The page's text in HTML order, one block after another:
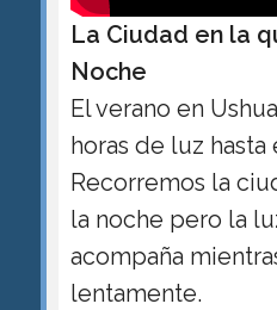
La Ciudad en la
Noche
El verano en
horas de luz
Recorremos la
la noche pero la
acompaña
lentamente.